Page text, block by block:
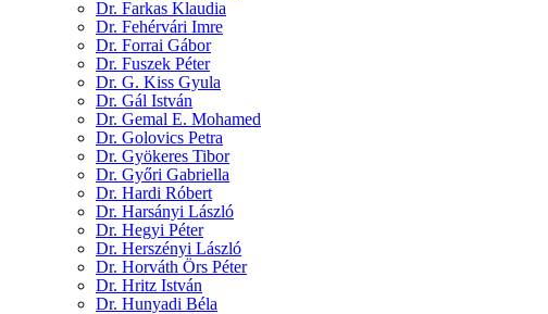
Dr. Farkas Klaudia
Dr. Fehérvári Imre
Dr. Forrai Gábor
Dr. Fuszek Péter
Dr. G. Kiss Gyula
Dr. Gál István
Dr. Gemal E. Mohamed
Dr. Golovics Petra
Dr. Gyökeres Tibor
Dr. Győri Gabriella
Dr. Hardi Róbert
Dr. Harsányi László
Dr. Hegyi Péter
Dr. Herszényi László
Dr. Horváth Örs Péter
Dr. Hritz István
Dr. Hunyadi Béla